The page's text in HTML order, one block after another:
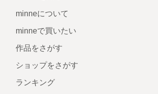
minneについて
minneで買いたい
作品をさがす
ショップをさがす
ランキング